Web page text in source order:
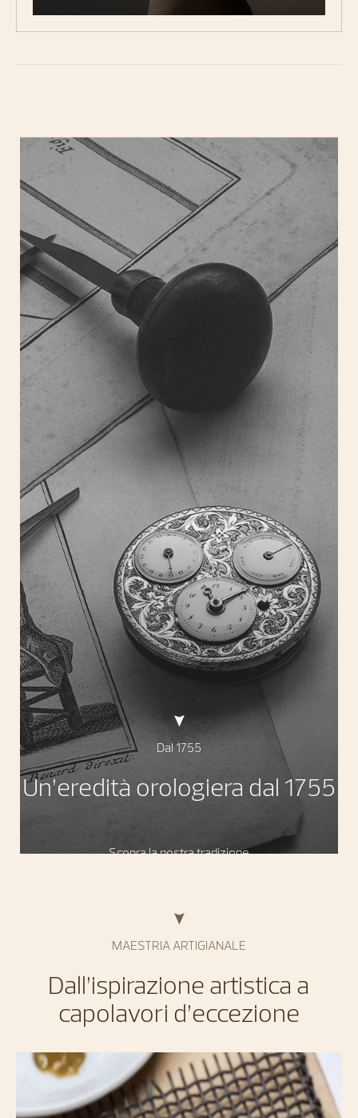
Dal 1755
Un’eredità orologiera dal 1755
Scopra la nostra tradizione
MAESTRIA ARTIGIANALE
Dall’ispirazione artistica a
capolavori d’eccezione